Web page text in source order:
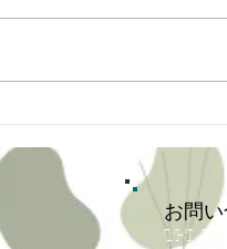
本牧を盛
お問